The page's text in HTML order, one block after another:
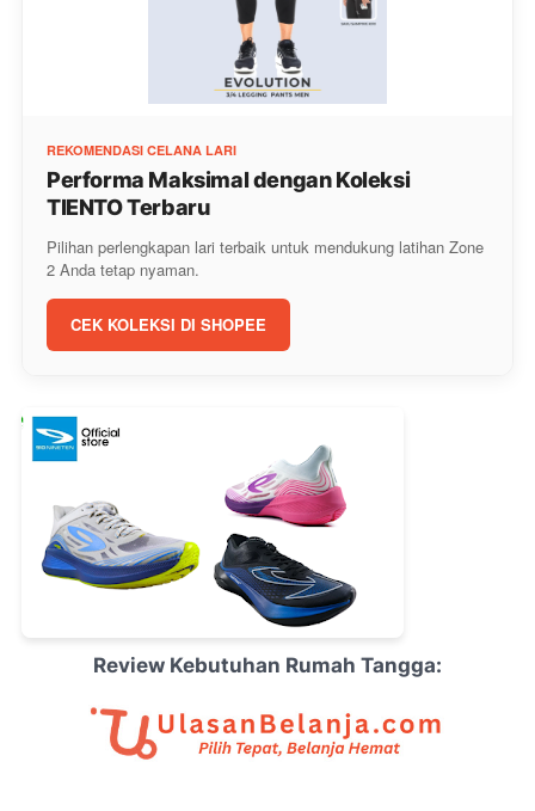
REKOMENDASI CELANA LARI
Performa Maksimal dengan Koleksi
TIENTO Terbaru
Pilihan perlengkapan lari terbaik untuk mendukung latihan Zone
2 Anda tetap nyaman.
CEK KOLEKSI DI SHOPEE
Review Kebutuhan Rumah Tangga: